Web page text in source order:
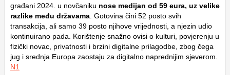
građani 2024. u novčaniku nose medijan od 59 eura, uz velike
razlike među državama . Gotovina čini 52 posto svih
transakcija, ali samo 39 posto njihove vrijednosti, a njezin udio
kontinuirano pada. Korištenje snažno ovisi o kulturi, povjerenju u
fizički novac, privatnosti i brzini digitalne prilagodbe, zbog čega
jug i srednja Europa zaostaju za digitalno naprednijim sjeverom.
N1